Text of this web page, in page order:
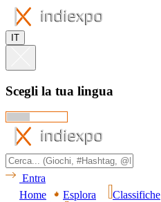
IT
Scegli la tua lingua
Entra
Home
Esplora Classifiche